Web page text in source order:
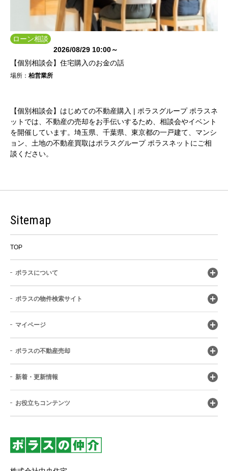
ローン相談
2026/08/29 10:00～
【個別相談会】住宅購入のお金の話
場所： 柏営業所
【個別相談会】はじめての不動産購入 | ポラスグループ ポラスネ
ットでは、不動産の売却をお手伝いするため、相談会やイベント
を開催しています。埼玉県、千葉県、東京都の一戸建て、マンシ
ョン、土地の不動産買取はポラスグループ ポラスネットにご相
談ください。
Sitemap
TOP
ポラスについて
ポラスの物件検索サイト
マイページ
ポラスの不動産売却
新着・更新情報
お役立ちコンテンツ